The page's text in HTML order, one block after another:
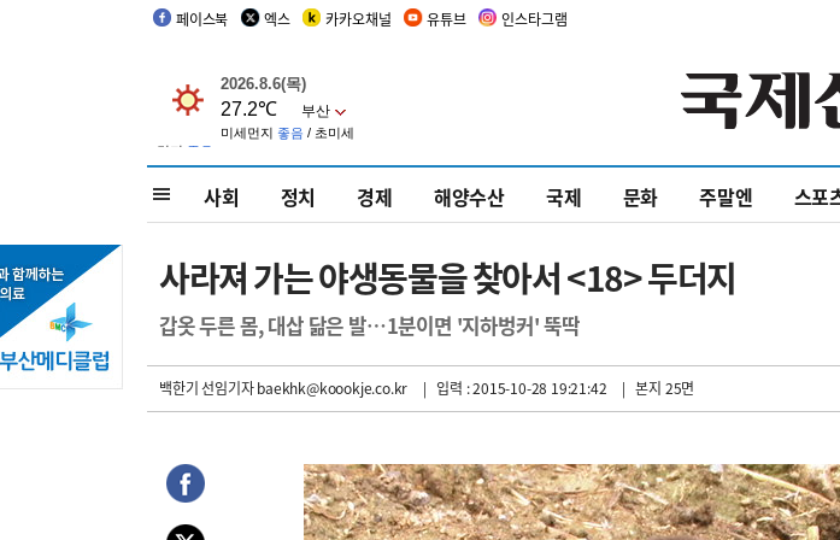
페이스북 엑스 카카오채널 유튜브 인스타그램
사회 정치 경제 해양수산 국제 문화 주말엔 스포
사라져 가는 야생동물을 찾아서 <18> 두더지
갑옷 두른 몸, 대삽 닮은 발…1분이면 '지하벙커' 뚝딱
백한기 선임기자baekhk@koookje.co.kr | 입력 : 2015-10-28 19:21:42 | 본지 25면